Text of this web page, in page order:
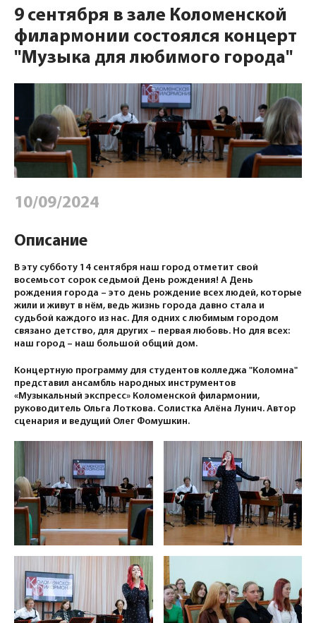
9 сентября в зале Коломенской
филармонии состоялся концерт
"Музыка для любимого города"
10/09/2024
Описание
В эту субботу 14 сентября наш город отметит свой
восемьсот сорок седьмой День рождения! А День
рождения города – это день рождение всех людей, которые
жили и живут в нём, ведь жизнь города давно стала и
судьбой каждого из нас. Для одних с любимым городом
связано детство, для других – первая любовь. Но для всех:
наш город – наш большой общий дом.
Концертную программу для студентов колледжа "Коломна"
представил ансамбль народных инструментов
«Музыкальный экспресс» Коломенской филармонии,
руководитель Ольга Лоткова. Солистка Алёна Лунич. Автор
сценария и ведущий Олег Фомушкин.